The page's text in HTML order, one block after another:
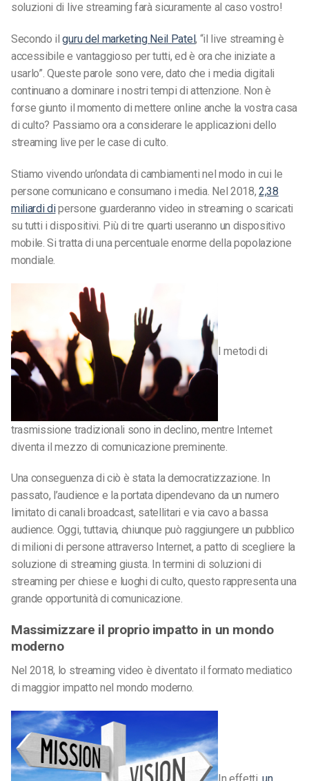
soluzioni di live streaming farà sicuramente al caso vostro!
Secondo ilguru del marketing Neil Patel, “il live streaming è
accessibile e vantaggioso per tutti, ed è ora che iniziate a
usarlo”. Queste parole sono vere, dato che i media digitali
continuano a dominare i nostri tempi di attenzione. Non è
forse giunto il momento di mettere online anche la vostra casa
di culto? Passiamo ora a considerare le applicazioni dello
streaming live per le case di culto.
Stiamo vivendo un’ondata di cambiamenti nel modo in cui le
persone comunicano e consumano i media. Nel 2018, 2,38
miliardi dipersone guarderanno video in streaming o scaricati
su tutti i dispositivi. Più di tre quarti useranno un dispositivo
mobile. Si tratta di una percentuale enorme della popolazione
mondiale.
I metodi di
trasmissione tradizionali sono in declino, mentre Internet
diventa il mezzo di comunicazione preminente.
Una conseguenza di ciò è stata la democratizzazione. In
passato, l’audience e la portata dipendevano da un numero
limitato di canali broadcast, satellitari e via cavo a bassa
audience. Oggi, tuttavia, chiunque può raggiungere un pubblico
di milioni di persone attraverso Internet, a patto di scegliere la
soluzione di streaming giusta. In termini di soluzioni di
streaming per chiese e luoghi di culto, questo rappresenta una
grande opportunità di comunicazione.
Massimizzare il proprio impatto in un mondo
moderno
Nel 2018, lo streaming video è diventato il formato mediatico
di maggior impatto nel mondo moderno.